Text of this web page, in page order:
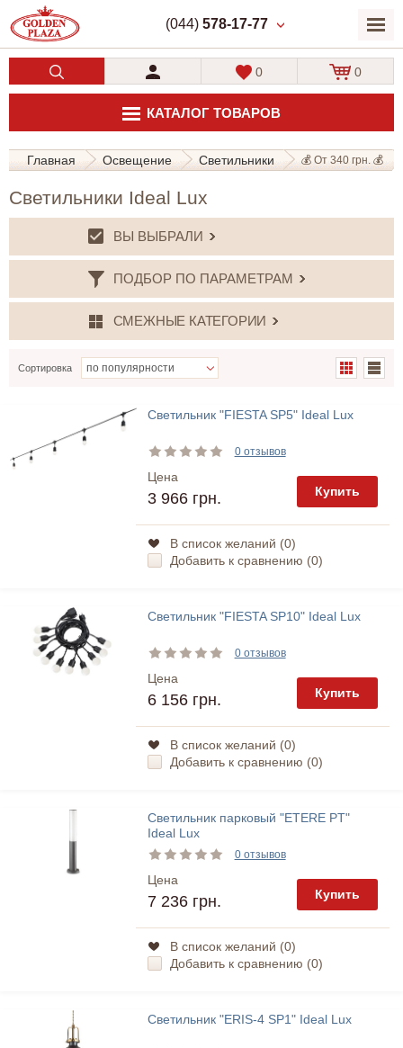
(044) 578-17-77
КАТАЛОГ ТОВАРОВ
0 0
Главная Освещение Светильники 💰 От 340 грн. 💰
Светильники Ideal Lux
ВЫ ВЫБРАЛИ
ПОДБОР ПО ПАРАМЕТРАМ
СМЕЖНЫЕ КАТЕГОРИИ
Сортировка
Светильник "FIESTA SP5" Ideal Lux
0 отзывов
Цена
3 966 грн. Купить
В список желаний (0)
Добавить к сравнению (0)
Светильник "FIESTA SP10" Ideal Lux
0 отзывов
Цена
6 156 грн. Купить
В список желаний (0)
Добавить к сравнению (0)
Светильник парковый "ETERE PT"
Ideal Lux
0 отзывов
Цена
7 236 грн. Купить
В список желаний (0)
Добавить к сравнению (0)
Светильник "ERIS-4 SP1" Ideal Lux